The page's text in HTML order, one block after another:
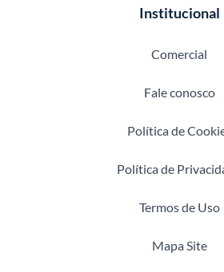
Institucional
Comercial
Fale conosco
Política de
Política de
Termos de Uso
Mapa Site